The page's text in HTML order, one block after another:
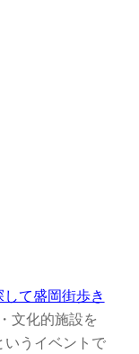
て盛岡街歩き
文化的施設を
うイベントで